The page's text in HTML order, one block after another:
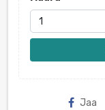
Jaa